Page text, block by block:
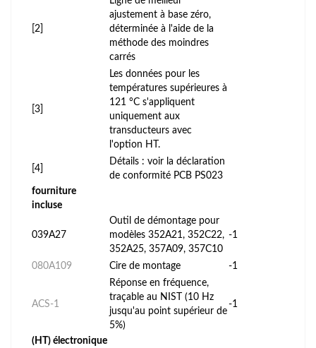
[2]
ajustement à base zéro,
déterminée à l'aide de la
méthode des moindres
carrés
[3]
Les données pour les
températures supérieures à
121 °C s'appliquent
uniquement aux
transducteurs avec
l'option HT.
[4]
Détails : voir la déclaration
de conformité PCB PS023
fourniture
incluse
039A27
Outil de démontage pour
modèles 352A21, 352C22,
352A25, 357A09, 357C10
-1
080A109 Cire de montage -1
ACS-1
Réponse en fréquence,
traçable au NIST (10 Hz
jusqu'au point supérieur de
5%)
-1
(HT) électronique